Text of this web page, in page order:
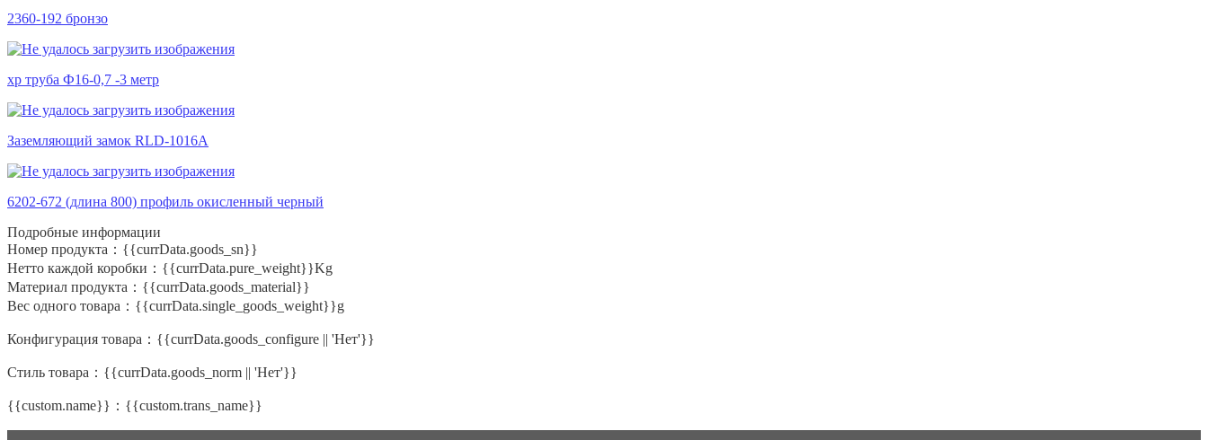
2360-192 бронзо
хр труба Ф16-0,7 -3 метр
Заземляющий замок RLD-1016A
6202-672 (длина 800) профиль окисленный черный
Подробные информации
Номер продукта： {{currData.goods_sn}}
Нетто каждой коробки： {{currData.pure_weight}}Kg
Материал продукта： {{currData.goods_material}}
Вес одного товара： {{currData.single_goods_weight}}g
Конфигурация товара： {{currData.goods_configure || 'Нет'}}
Стиль товара： {{currData.goods_norm || 'Нет'}}
{{custom.name}}： {{custom.trans_name}}